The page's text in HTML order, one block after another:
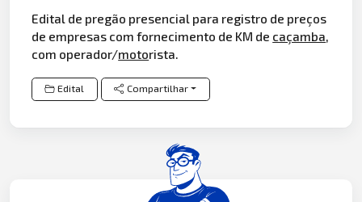
Edital de pregão presencial para registro de preços
de empresas com fornecimento de KM de caçamba
com operador/motorista.
Edital Compartilhar